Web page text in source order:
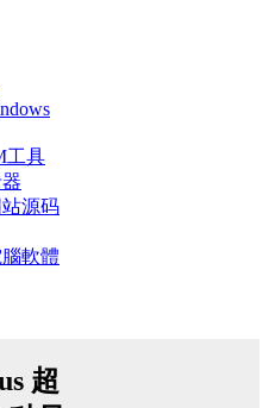
工具
站源码
軟體
超